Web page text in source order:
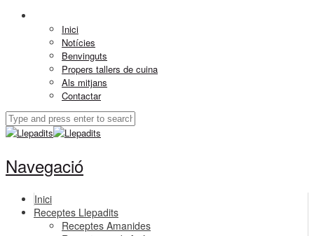
Inici
Notícies
Benvinguts
Propers tallers de cuina
Als mitjans
Contactar
Navegació
Inici
Receptes Llepadits
Receptes Amanides